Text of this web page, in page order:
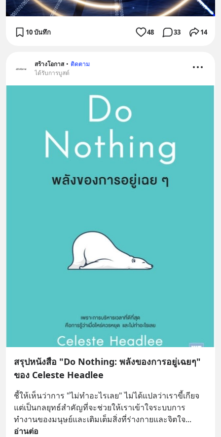
10 บันทึก 48 33 14
สร้างโอกาส • ติดตาม
ได้รับการบูสต์
สรุปหนังสือ "Do Nothing: พลังของการอยู่เฉยๆ"
ของ Celeste Headlee
ชี้ให้เห็นว่าการ "ไม่ทำอะไรเลย" ไม่ได้แปลว่าเราขี้เกียจ
แต่เป็นกลยุทธ์สำคัญที่จะช่วยให้เราเข้าใจระบบการ
ทำงานของมนุษย์และเติมเต็มสิ่งที่ร่างกายและจิตใจ
อ่านต่อ